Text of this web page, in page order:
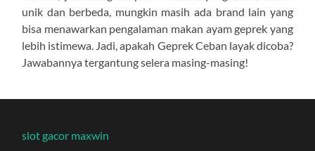
unik dan berbeda, mungkin masih ada brand lain yang
bisa menawarkan pengalaman makan ayam geprek yang
lebih istimewa. Jadi, apakah Geprek Ceban layak dicoba?
Jawabannya tergantung selera masing-masing!
slot gacor maxwin